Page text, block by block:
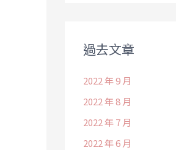
過去文章
2022 年 9 月
2022 年 8 月
2022 年 7 月
2022 年 6 月